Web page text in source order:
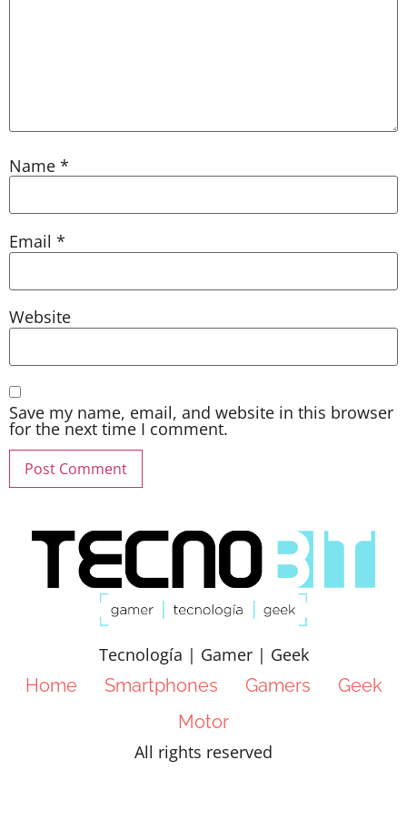
Name *
Email *
Website
Save my name, email, and website in this browser
for the next time I comment.
Tecnología | Gamer | Geek
Home
Smartphones Gamers
Geek
Motor
All rights reserved